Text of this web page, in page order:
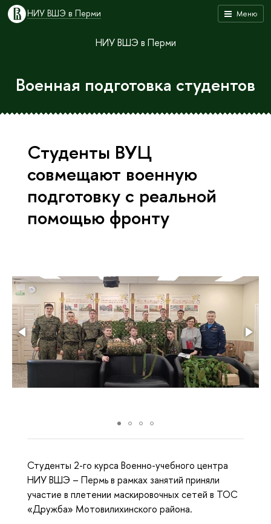
Меню
НИУ ВШЭ в Перми
НИУ ВШЭ в Перми
Военная подготовка студентов
Студенты ВУЦ
совмещают военную
подготовку с реальной
помощью фронту
Студенты 2-го курса Военно-учебного центра
НИУ ВШЭ – Пермь в рамках занятий приняли
участие в плетении маскировочных сетей в ТОС
«Дружба» Мотовилихинского района.